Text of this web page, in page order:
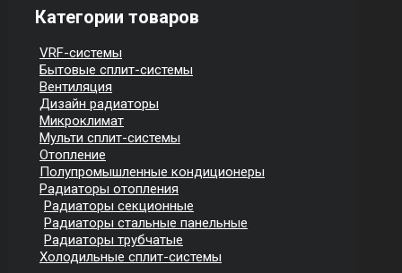
Категории товаров
VRF-системы
Бытовые сплит-системы
Вентиляция
Дизайн радиаторы
Микроклимат
Мульти сплит-системы
Отопление
Полупромышленные кондиционеры
Радиаторы отопления
Радиаторы секционные
Радиаторы стальные панельные
Радиаторы трубчатые
Холодильные сплит-системы